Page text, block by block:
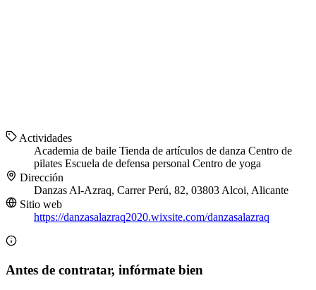
Actividades
Academia de baile Tienda de artículos de danza Centro de
pilates Escuela de defensa personal Centro de yoga
Dirección
Danzas Al-Azraq, Carrer Perú, 82, 03803 Alcoi, Alicante
Sitio web
https://danzasalazraq2020.wixsite.com/danzasalazraq
Antes de contratar, infórmate bien